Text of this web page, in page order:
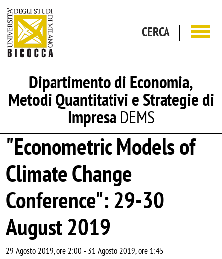
CERCA
Dipartimento di Economia,
Metodi Quantitativi e Strategie di
ImpresaDEMS
"Econometric Models of
Climate Change
Conference": 29-30
August 2019
29 Agosto 2019, ore 2:00 -31 Agosto 2019, ore 1:45